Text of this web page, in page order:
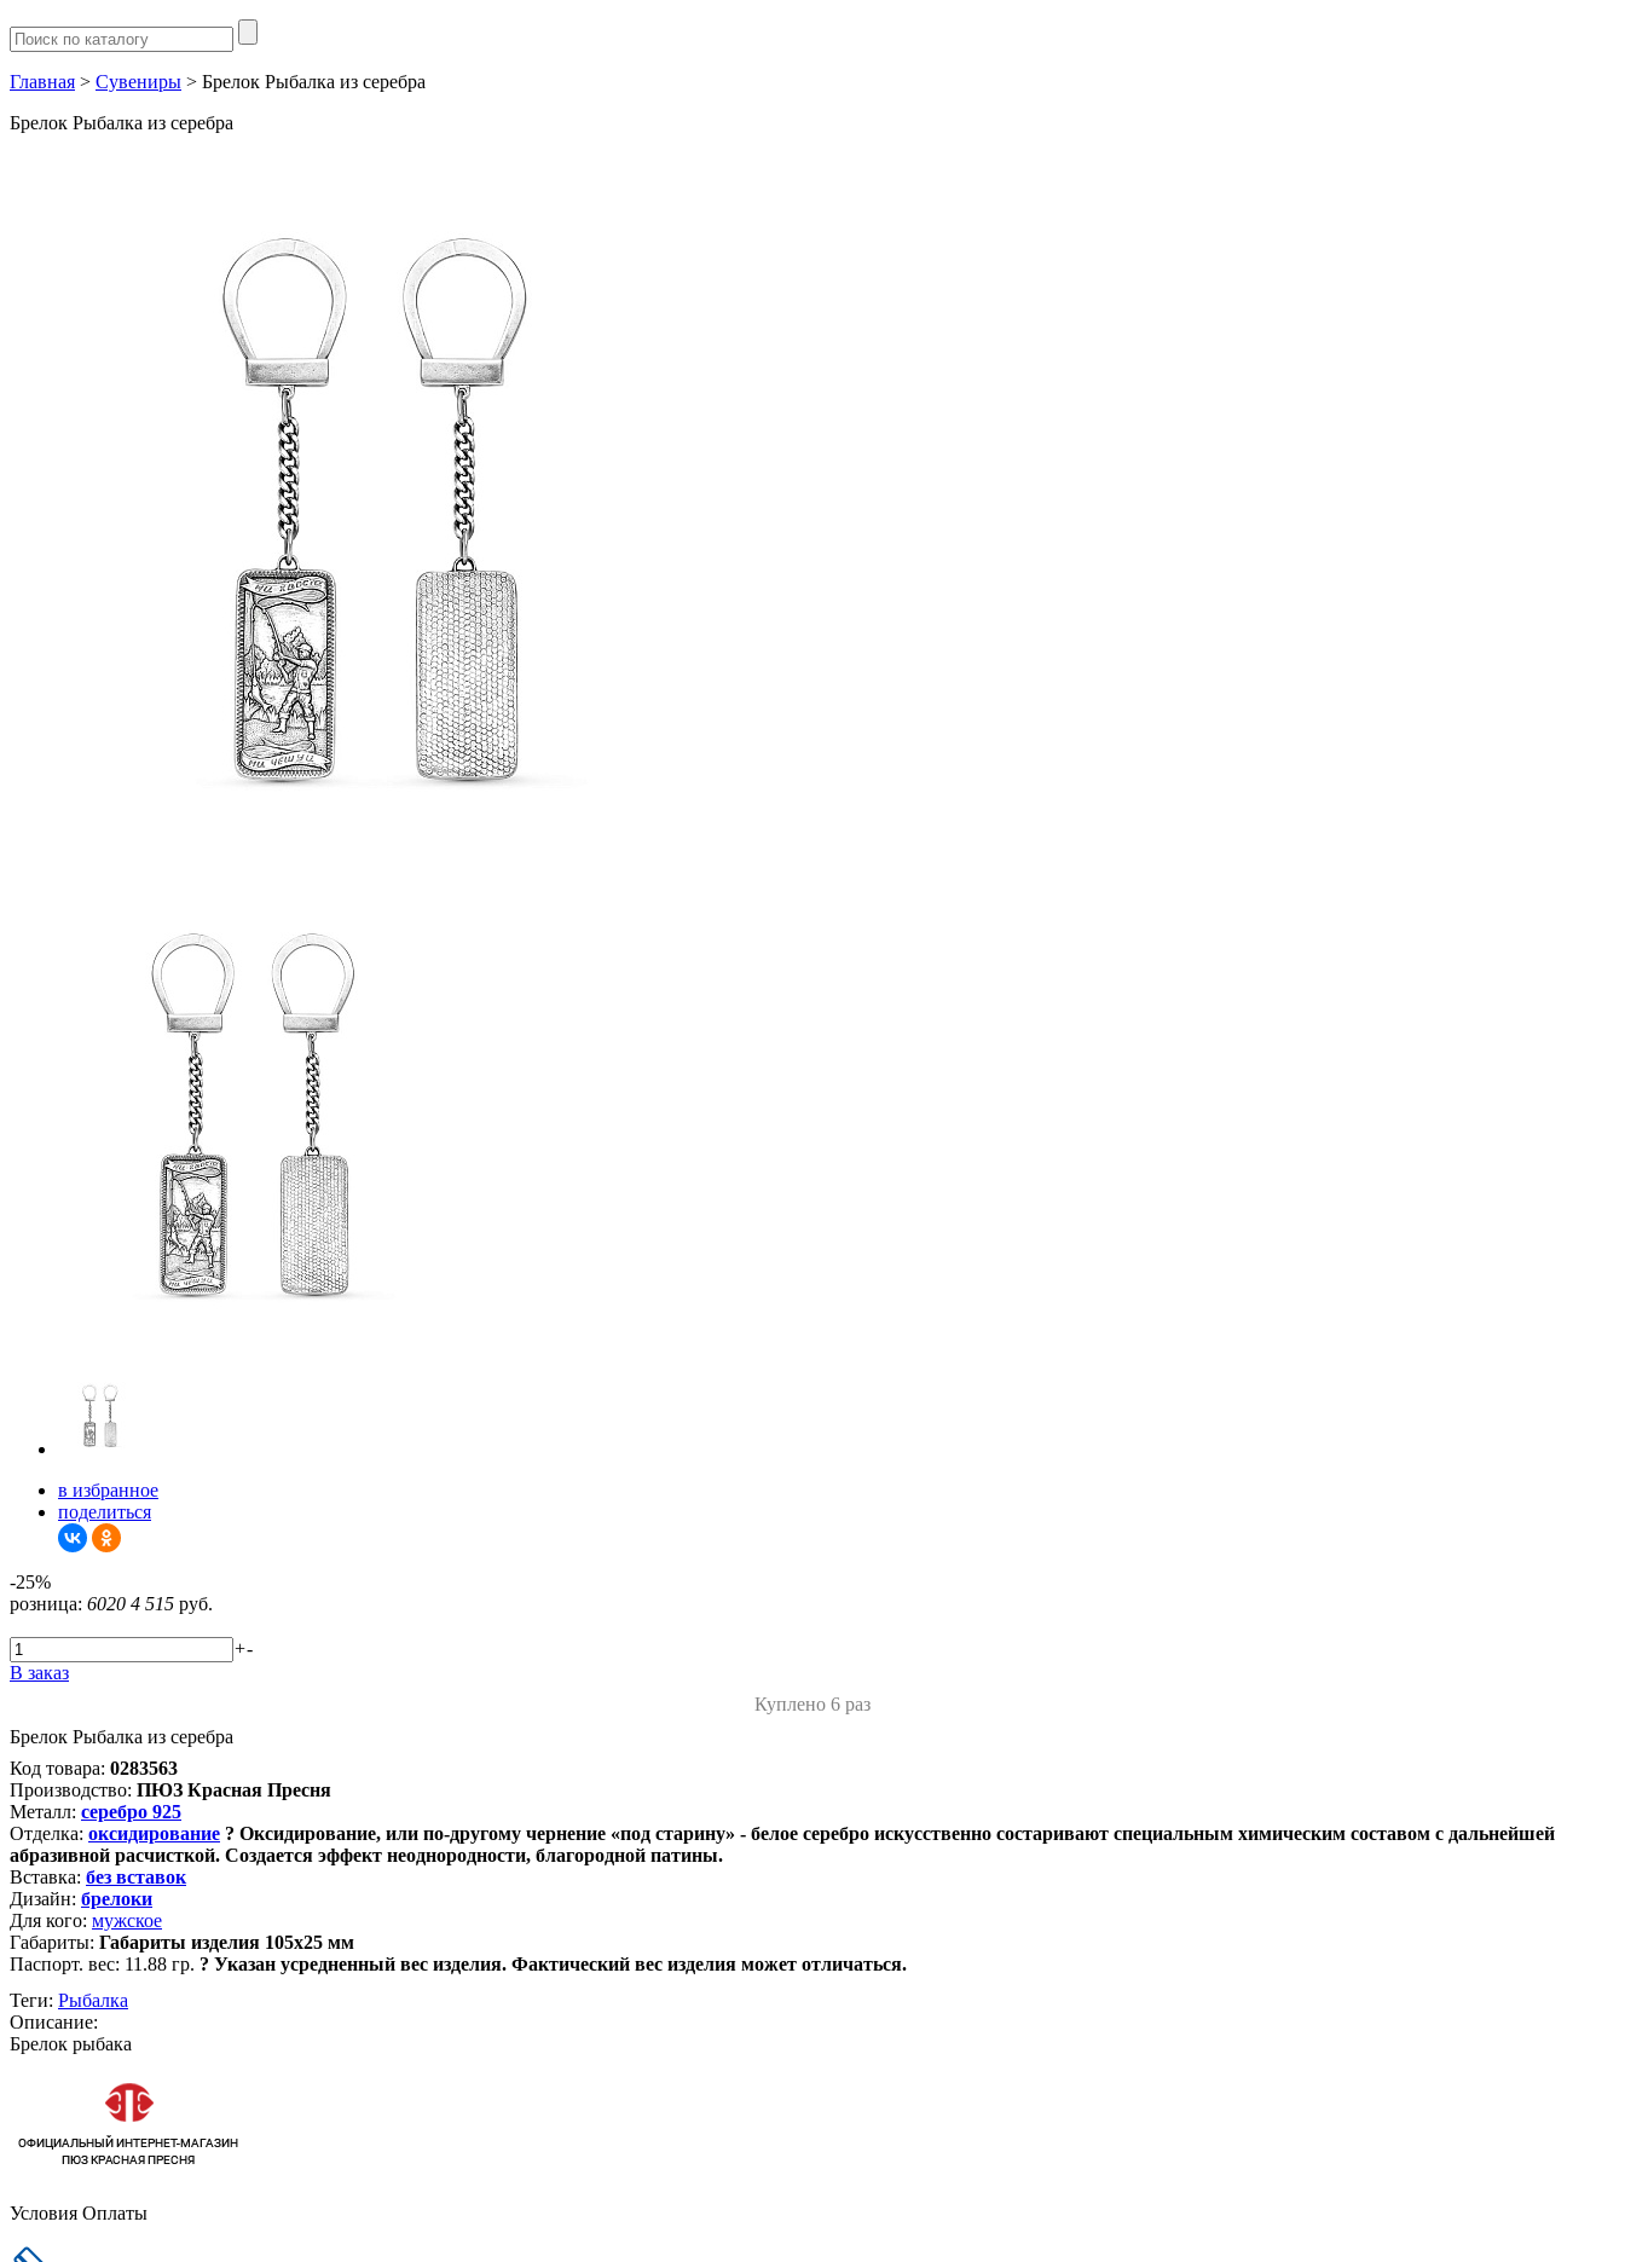
Главная > Сувениры > Брелок Рыбалка из серебра
Брелок Рыбалка из серебра
в избранное
поделиться
-25%
розница: 6020 4 515 руб.
+-
В заказ
Куплено 6 раз
Брелок Рыбалка из серебра
Код товара: 0283563
Производство: ПЮЗ Красная Пресня
Металл: серебро 925
Отделка: оксидирование ? Оксидирование, или по-другому чернение «под старину» - белое серебро искусственно состаривают специальным химическим составом с дальнейшей
абразивной расчисткой. Создается эффект неоднородности, благородной патины.
Вставка: без вставок
Дизайн: брелоки
Для кого: мужское
Габариты: Габариты изделия 105х25 мм
Паспорт. вес: 11.88 гр. ? Указан усредненный вес изделия. Фактический вес изделия может отличаться.
Теги: Рыбалка
Описание:
Брелок рыбака
Условия Оплаты